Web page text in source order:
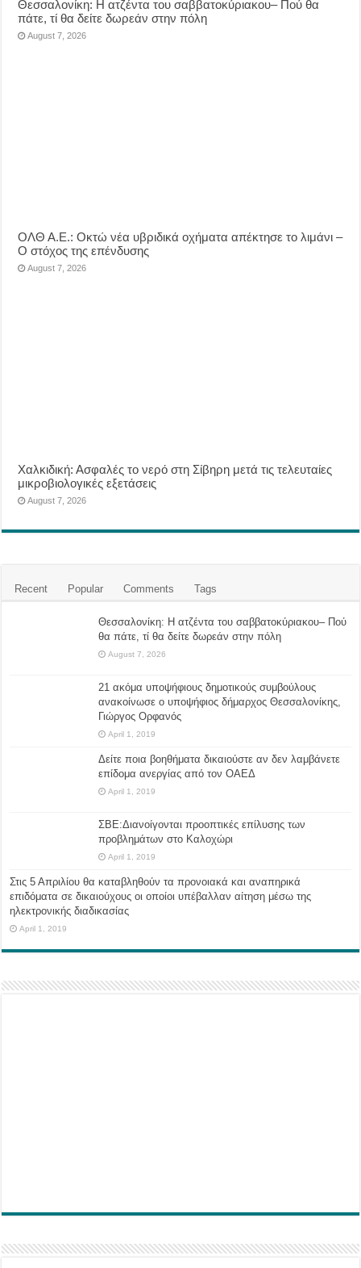
Θεσσαλονίκη: Η ατζέντα του σαββατοκύριακου– Πού θα
πάτε, τί θα δείτε δωρεάν στην πόλη
August 7, 2026
ΟΛΘ Α.Ε.: Οκτώ νέα υβριδικά οχήματα απέκτησε το λιμάνι –
Ο στόχος της επένδυσης
August 7, 2026
Χαλκιδική: Ασφαλές το νερό στη Σίβηρη μετά τις τελευταίες
μικροβιολογικές εξετάσεις
August 7, 2026
Recent Popular Comments Tags
Θεσσαλονίκη: Η ατζέντα του σαββατοκύριακου– Πού
θα πάτε, τί θα δείτε δωρεάν στην πόλη
August 7, 2026
21 ακόμα υποψήφιους δημοτικούς συμβούλους
ανακοίνωσε ο υποψήφιος δήμαρχος Θεσσαλονίκης,
Γιώργος Ορφανός
April 1, 2019
Δείτε ποια βοηθήματα δικαιούστε αν δεν λαμβάνετε
επίδομα ανεργίας από τον ΟΑΕΔ
April 1, 2019
ΣΒΕ:Διανοίγονται προοπτικές επίλυσης των
προβλημάτων στο Καλοχώρι
April 1, 2019
Στις 5 Απριλίου θα καταβληθούν τα προνοιακά και αναπηρικά
επιδόματα σε δικαιούχους οι οποίοι υπέβαλλαν αίτηση μέσω της
ηλεκτρονικής διαδικασίας
April 1, 2019